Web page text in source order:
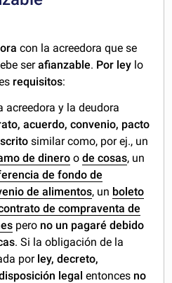
con la acreedora que se
serafianzable. Por ley lo
requisitos:
acreedora y la deudora
acuerdo, convenio, pacto
similar como, por ej., un
de dinero ode cosas, un
de fondo de
de alimentos, un boleto
de compraventa de
pero no un pagaré debido
. Si la obligación de la
por ley, decreto,
legal entonces no